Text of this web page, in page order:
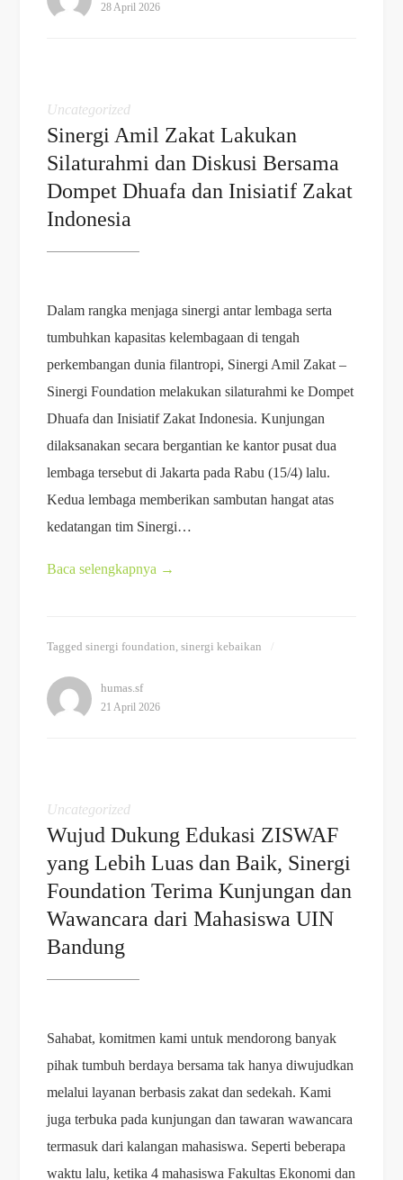
28 April 2026
Uncategorized
Sinergi Amil Zakat Lakukan
Silaturahmi dan Diskusi Bersama
Dompet Dhuafa dan Inisiatif Zakat
Indonesia
Dalam rangka menjaga sinergi antar lembaga serta
tumbuhkan kapasitas kelembagaan di tengah
perkembangan dunia filantropi, Sinergi Amil Zakat –
Sinergi Foundation melakukan silaturahmi ke Dompet
Dhuafa dan Inisiatif Zakat Indonesia. Kunjungan
dilaksanakan secara bergantian ke kantor pusat dua
lembaga tersebut di Jakarta pada Rabu (15/4) lalu.
Kedua lembaga memberikan sambutan hangat atas
kedatangan tim Sinergi…
Baca selengkapnya →
Taggedsinergi foundation,sinergi kebaikan
humas.sf
21 April 2026
Uncategorized
Wujud Dukung Edukasi ZISWAF
yang Lebih Luas dan Baik, Sinergi
Foundation Terima Kunjungan dan
Wawancara dari Mahasiswa UIN
Bandung
Sahabat, komitmen kami untuk mendorong banyak
pihak tumbuh berdaya bersama tak hanya diwujudkan
melalui layanan berbasis zakat dan sedekah. Kami
juga terbuka pada kunjungan dan tawaran wawancara
termasuk dari kalangan mahasiswa. Seperti beberapa
waktu lalu, ketika 4 mahasiswa Fakultas Ekonomi dan